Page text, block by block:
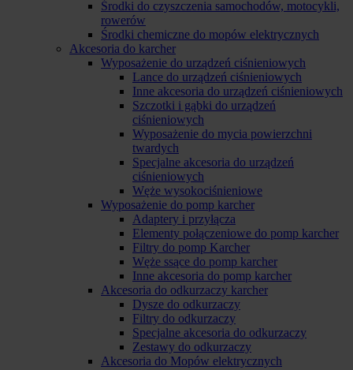
Środki do czyszczenia samochodów, motocykli,
rowerów
Środki chemiczne do mopów elektrycznych
Akcesoria do karcher
Wyposażenie do urządzeń ciśnieniowych
Lance do urządzeń ciśnieniowych
Inne akcesoria do urządzeń ciśnieniowych
Szczotki i gąbki do urządzeń
ciśnieniowych
Wyposażenie do mycia powierzchni
twardych
Specjalne akcesoria do urządzeń
ciśnieniowych
Węże wysokociśnieniowe
Wyposażenie do pomp karcher
Adaptery i przyłącza
Elementy połączeniowe do pomp karcher
Filtry do pomp Karcher
Węże ssące do pomp karcher
Inne akcesoria do pomp karcher
Akcesoria do odkurzaczy karcher
Dysze do odkurzaczy
Filtry do odkurzaczy
Specjalne akcesoria do odkurzaczy
Zestawy do odkurzaczy
Akcesoria do Mopów elektrycznych